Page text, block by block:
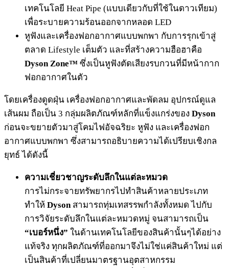
เทคโนโลยี Heat Pipe (แบบเดียวกับที่ใช้ในดาวเทียม)
เพื่อระบายความร้อนออกจากหลอด LED
หูฟังและเครื่องฟอกอากาศแบบพกพา กับการรุกเข้าสู่
ตลาด Lifestyle เต็มตัว และที่สร้างความฮือฮาคือ
Dyson Zone™ ซึ่งเป็นหูฟังตัดเสียงรบกวนที่มีหน้ากาก
ฟอกอากาศในตัว
โดยเครื่องดูดฝุ่น เครื่องฟอกอากาศและพัดลม อุปกรณ์ดูแล
เส้นผม ถือเป็น 3 กลุ่มผลิตภัณฑ์หลักที่แข็งแกร่งของ Dyson
ก่อนจะขยายตัวมาสู่โคมไฟอัจฉริยะ หูฟัง และเครื่องฟอก
อากาศแบบพกพา ซึ่งสามารถอธิบายความได้เปรียบเชิงกล
ยุทธ์ ได้ดังนี้
ความเชี่ยวชาญระดับลึกในแต่ละหมวด
การไม่กระจายทรัพยากรไปทำสินค้าหลายประเภท
ทำให้ Dyson สามารถทุ่มเทสรรพกำลังทั้งหมด ไปกับ
การวิจัยระดับลึกในแต่ละหมวดหมู่ จนสามารถเป็น
“เบอร์หนึ่ง” ในด้านเทคโนโลยีของสินค้านั้นๆได้อย่าง
แท้จริง ทุกผลิตภัณฑ์ที่ออกมาจึงไม่ใช่แค่สินค้าใหม่ แต่
เป็นสินค้าที่เปลี่ยนมาตรฐานอุตสาหกรรม